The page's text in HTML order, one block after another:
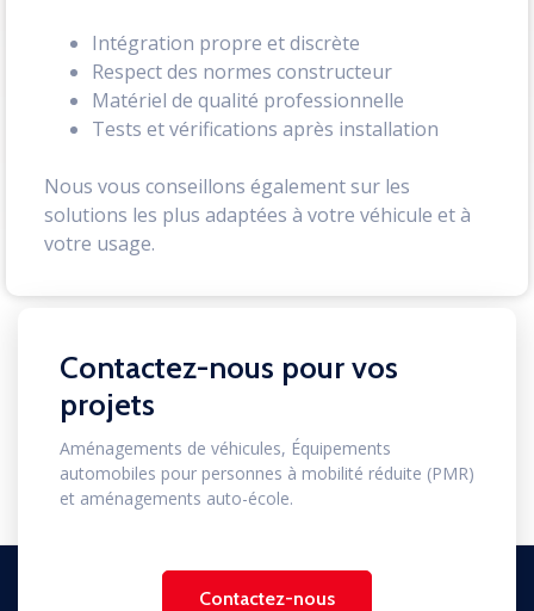
Intégration propre et discrète
Respect des normes constructeur
Matériel de qualité professionnelle
Tests et vérifications après installation
Nous vous conseillons également sur les
solutions les plus adaptées à votre véhicule et à
votre usage.
Contactez-nous pour vos
projets
Aménagements de véhicules, Équipements
automobiles pour personnes à mobilité réduite (PMR)
et aménagements auto-école.
Contactez-nous